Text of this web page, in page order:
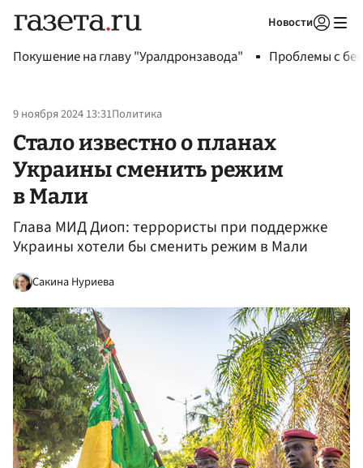
Новости
Покушение на главу "Уралдронзавода" Проблемы с
9 ноября 2024 13:31Политика
Стало известно о планах
Украины сменить режим
в Мали
Глава МИД Диоп: террористы при поддержке
Украины хотели бы сменить режим в Мали
Сакина Нуриева